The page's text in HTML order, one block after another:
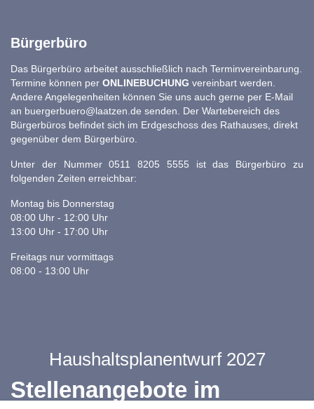
Bürgerbüro
Das Bürgerbüro arbeitet ausschließlich nach Terminvereinbarung.
Termine können per ONLINEBUCHUNG vereinbart werden.
Andere Angelegenheiten können Sie uns auch gerne per E-Mail
an buergerbuero@laatzen.de senden. Der Wartebereich des
Bürgerbüros befindet sich im Erdgeschoss des Rathauses, direkt
gegenüber dem Bürgerbüro.
Unter der Nummer 0511 8205 5555 ist das Bürgerbüro zu
folgenden Zeiten erreichbar:
Montag bis Donnerstag
08:00 Uhr - 12:00 Uhr
13:00 Uhr - 17:00 Uhr
Freitags nur vormittags
08:00 - 13:00 Uhr
Haushaltsplanentwurf 2027
Stellenangebote im